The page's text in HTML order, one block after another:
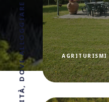
AGRITURISMI